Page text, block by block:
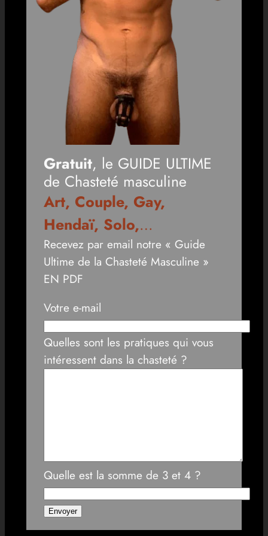
Gratuit, le GUIDE ULTIME
de Chasteté masculine
Art, Couple, Gay,
Hendaï, Solo,…
Recevez par email notre « Guide
Ultime de la Chasteté Masculine »
EN PDF
Votre e-mail
Quelles sont les pratiques qui vous
intéressent dans la chasteté ?
Quelle est la somme de 3 et 4 ?